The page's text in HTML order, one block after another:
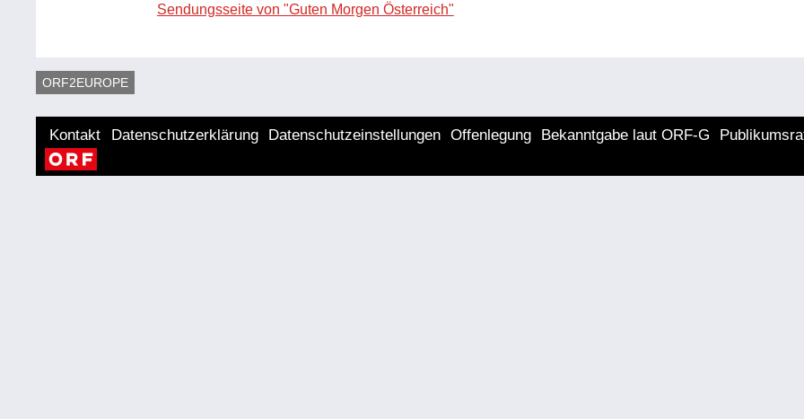
Sendungsseite von "Guten Morgen Österreich"
ORF2EUROPE
Kontakt Datenschutzerklärung Datenschutzeinstellungen Offenlegung Bekanntgabe laut ORF-G